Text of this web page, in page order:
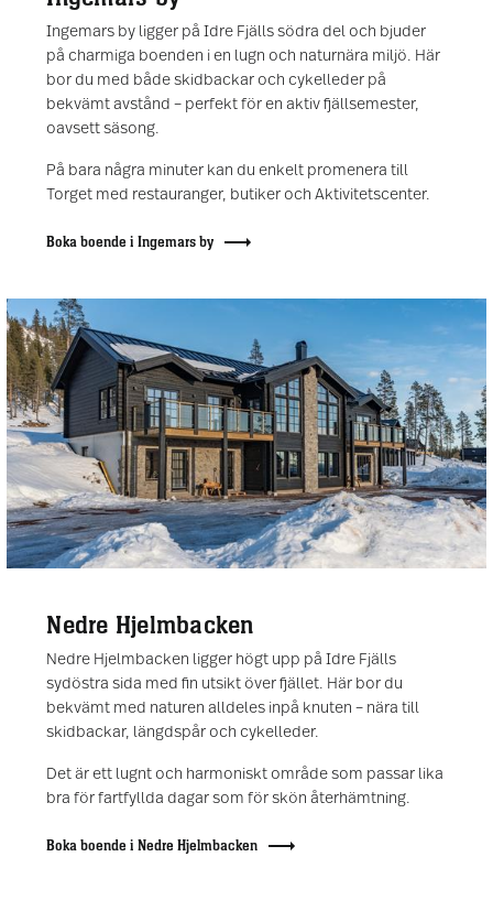
Ingemars by ligger på Idre Fjälls södra del och bjuder
på charmiga boenden i en lugn och naturnära miljö. Här
bor du med både skidbackar och cykelleder på
bekvämt avstånd – perfekt för en aktiv fjällsemester,
oavsett säsong.
På bara några minuter kan du enkelt promenera till
Torget med restauranger, butiker och Aktivitetscenter.
Boka boende i Ingemars by
Nedre Hjelmbacken
Nedre Hjelmbacken ligger högt upp på Idre Fjälls
sydöstra sida med fin utsikt över fjället. Här bor du
bekvämt med naturen alldeles inpå knuten – nära till
skidbackar, längdspår och cykelleder.
Det är ett lugnt och harmoniskt område som passar lika
bra för fartfyllda dagar som för skön återhämtning.
Boka boende i Nedre Hjelmbacken